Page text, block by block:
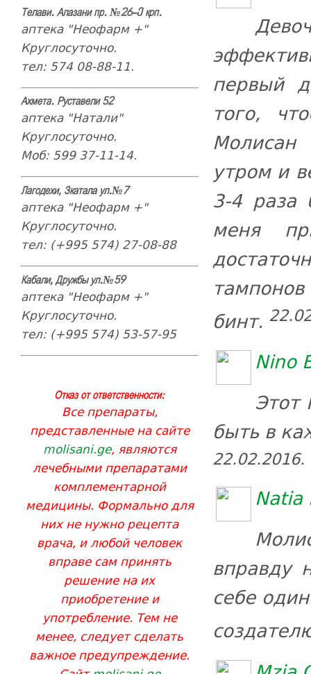
Телави. Алазани пр. №26-ე крп.
аптека "Неофарм +"
Круглосуточно.
тел: 574 08-88-11.
Ахмета. Руставели 52
аптека "Натали"
Круглосуточно.
Моб: 599 37-11-14.
Лагодехи, Зкатала ул.№7
аптека "Неофарм +"
Круглосуточно.
тел: (+995 574) 27-08-88
Кабали, Дружбы ул.№59
аптека "Неофарм +"
Круглосуточно.
тел: (+995 574) 53-57-95
Отказ от ответственности:
Все препараты,
представленные на сайте
molisani.ge, являются
лечебными препаратами
комплементарной
медицины. Формально для
них не нужно рецепта
врача, и любой человек
вправе сам принять
решение на их
приобретение и
употребление. Тем не
менее, следует сделать
важное предупреждение.
первый
того,
утром и
3-4 раза
меня
бинт.
Nino
Этот
быть в
22.02.2016.
Natia
вправду
себе